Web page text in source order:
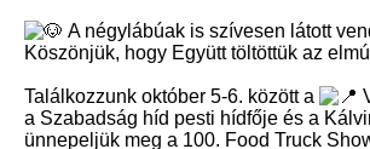
A négylábúak is szívesen látott
Köszönjük, hogy Együtt töltöttük az
Találkozzunk október 5-6. között a
a Szabadság híd pesti hídfője és a
ünnepeljük meg a 100. Food Truck